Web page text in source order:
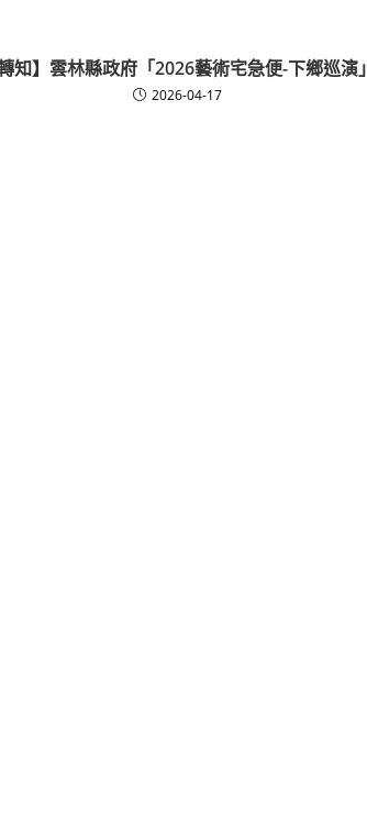
轉知】雲林縣政府「2026藝術宅急便-下鄉巡演」
2026-04-17